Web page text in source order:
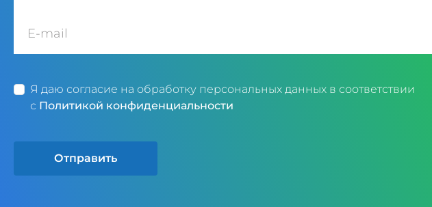
Я даю согласие на обработку персональных данных в соответствии
с Политикой конфиденциальности
Отправить